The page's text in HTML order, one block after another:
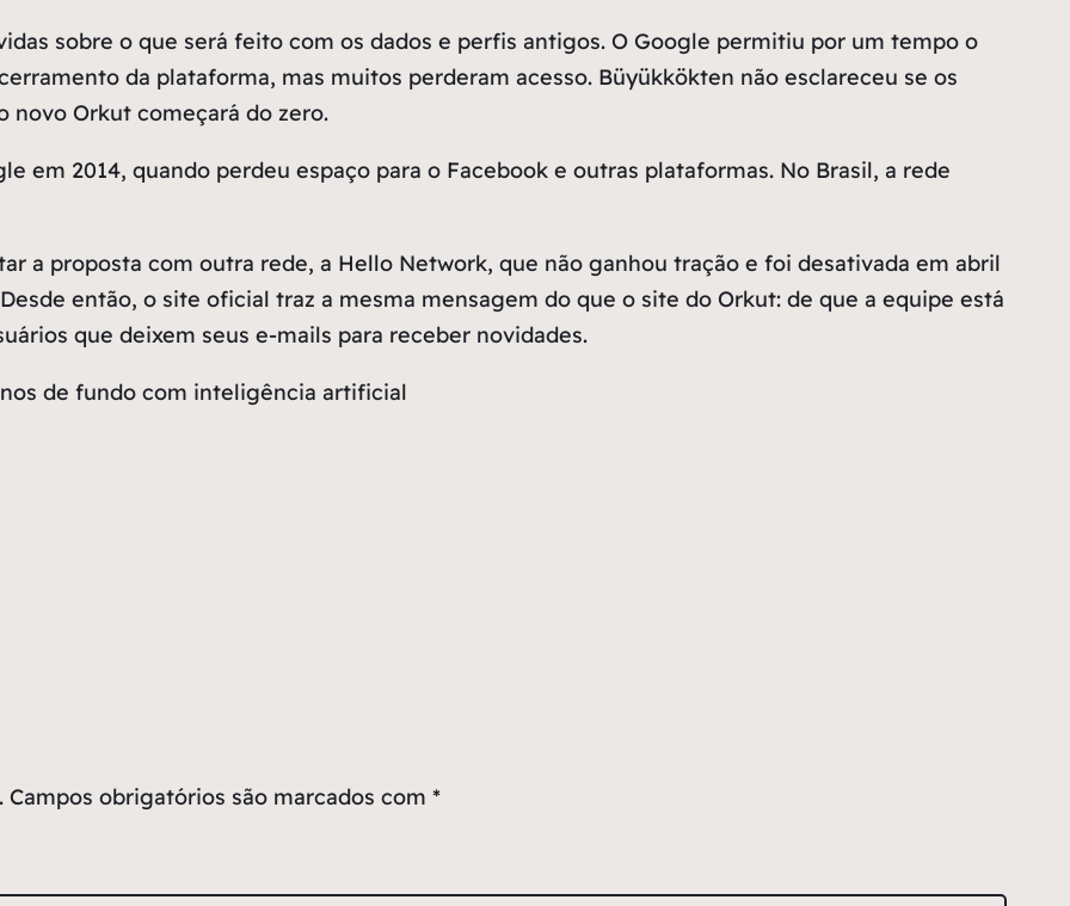
sobre o que será feito com os dados e perfis antigos. O Google permitiu por um tempo o
da plataforma, mas muitos perderam acesso. Büyükkökten não esclareceu se os
novo Orkut começará do zero.
em 2014, quando perdeu espaço para o Facebook e outras plataformas. No Brasil, a rede
a proposta com outra rede, a Hello Network, que não ganhou tração e foi desativada em abril
então, o site oficial traz a mesma mensagem do que o site do Orkut: de que a equipe está
que deixem seus e-mails para receber novidades.
de fundo com inteligência artificial
Campos obrigatórios são marcados com *